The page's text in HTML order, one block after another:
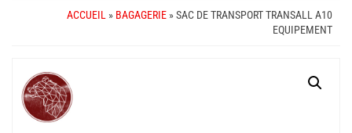
ACCUEIL » BAGAGERIE » SAC DE TRANSPORT TRANSALL A10
EQUIPEMENT